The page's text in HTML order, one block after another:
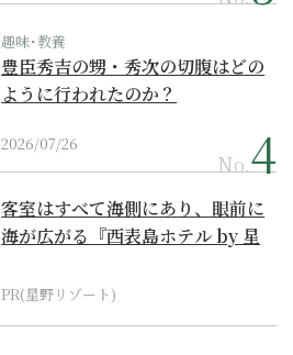
趣味･教養
豊臣秀吉の甥・秀次の切腹はどの
ように行われたのか？
2026/07/26
No.
客室はすべて海側にあり、眼前に
海が広がる『西表島ホテル by 星
PR(星野リゾート)